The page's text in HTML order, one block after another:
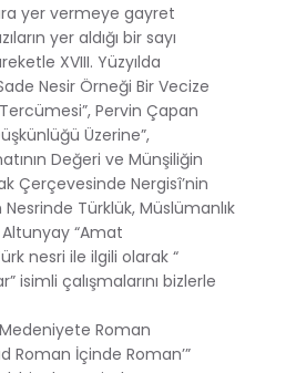
yer vermeye gayret
yer aldığı bir sayı
XVIII. Yüzyılda
Nesir Örneği Bir Vecize
Pervin Çapan
Üzerine”,
Değeri ve Münşiliğin
Çerçevesinde Nergisî’nin
Nesrinde Türklük, Müslümanlık
Altunyay “Amat
nesri ile ilgili olarak “
isimli çalışmalarını bizlerle
Roman
Roman İçinde Roman’”